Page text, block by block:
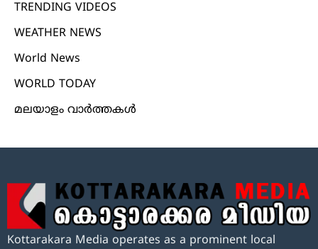
TRENDING VIDEOS
WEATHER NEWS
World News
WORLD TODAY
മലയാളം വാർത്തകൾ
Kottarakara Media operates as a prominent local